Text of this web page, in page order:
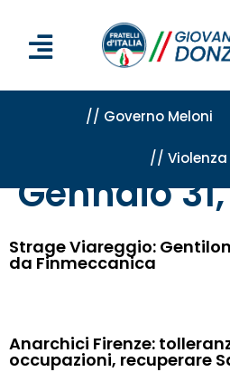
// Governo Meloni
//
Archivi per 31
Gennaio 31,
Strage Viareggio:
da Finmeccanica
Anarchici Firenze:
occupazioni, recuperare